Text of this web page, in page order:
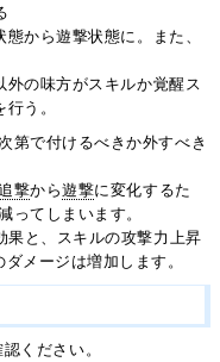
から遊撃状態に。また、
の味方がスキルか覚醒ス
う。
第で付けるべきか外すべき
撃から遊撃に変化するた
ってしまいます。
果と、スキルの攻撃力上昇
メージは増加します。
ください。